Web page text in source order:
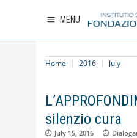
MENU
Home 2016 July
silenzio cura
July 15, 2016